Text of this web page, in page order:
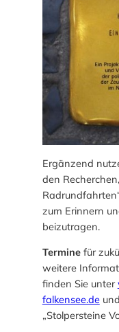
Ergänzend
den
zum Erinnern
beizutragen.
Terminefür
weitere
finden Sie unter
falkensee.de
„Stolpersteine